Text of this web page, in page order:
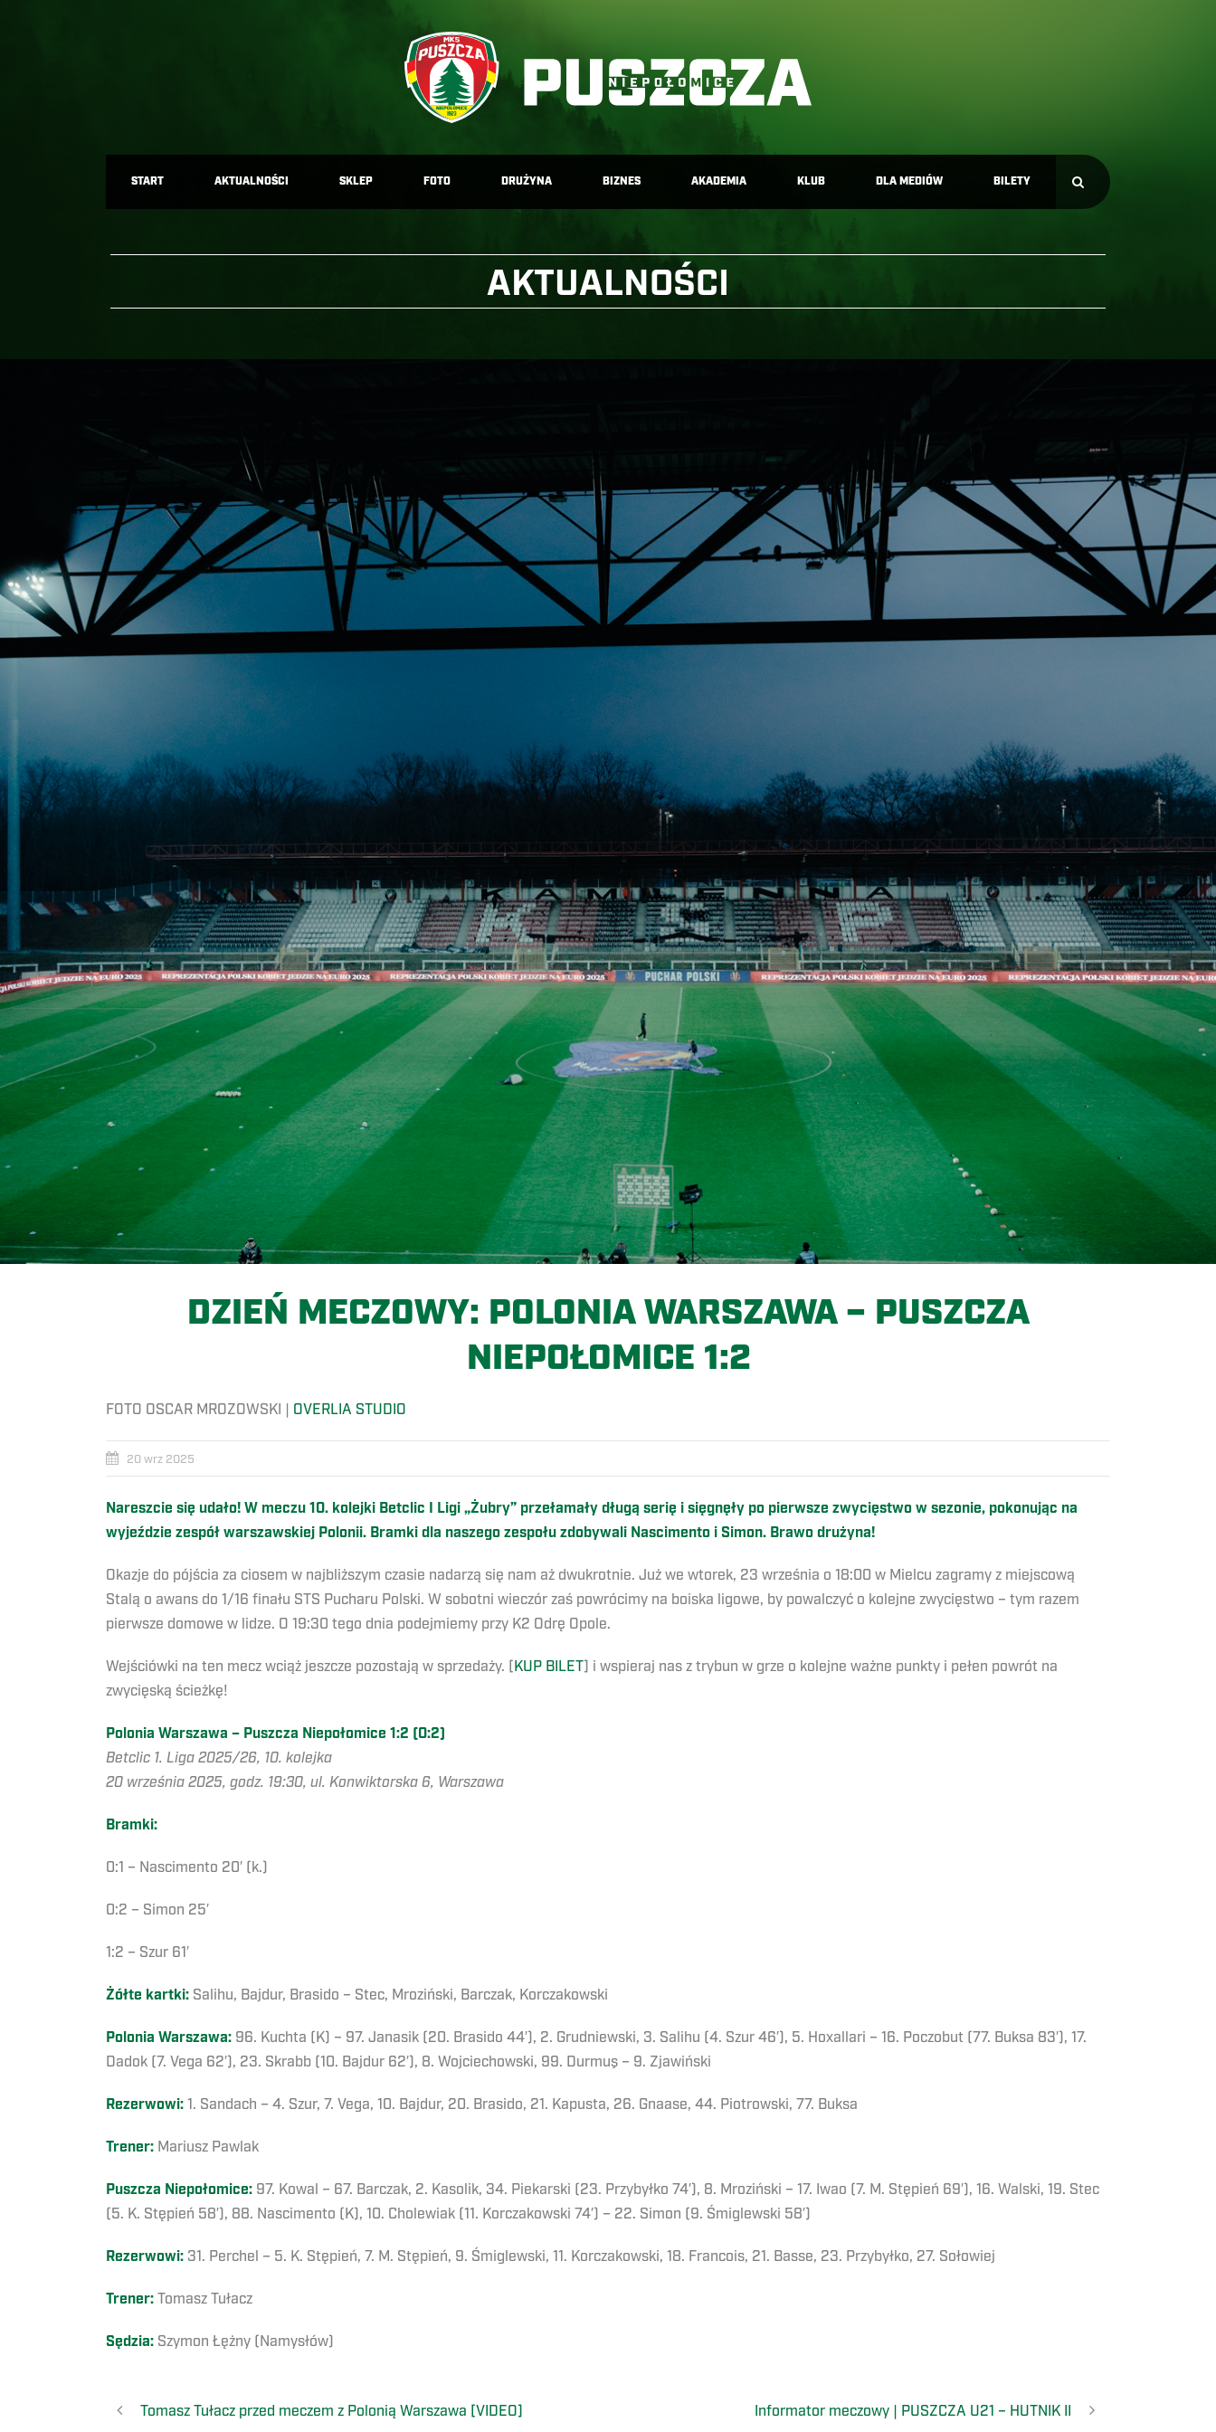
START AKTUALNOŚCI SKLEP FOTO DRUŻYNA BIZNES AKADEMIA KLUB DLA MEDIÓW BILETY
AKTUALNOŚCI
DZIEŃ MECZOWY: POLONIA WARSZAWA – PUSZCZA
NIEPOŁOMICE 1:2
FOTO OSCAR MROZOWSKI | OVERLIA STUDIO
20 wrz 2025
Nareszcie się udało! W meczu 10. kolejki Betclic I Ligi „Żubry” przełamały długą serię i sięgnęły po pierwsze zwycięstwo w sezonie, pokonując na
wyjeździe zespół warszawskiej Polonii. Bramki dla naszego zespołu zdobywali Nascimento i Simon. Brawo drużyna!
Okazje do pójścia za ciosem w najbliższym czasie nadarzą się nam aż dwukrotnie. Już we wtorek, 23 września o 18:00 w Mielcu zagramy z miejscową
Stalą o awans do 1/16 finału STS Pucharu Polski. W sobotni wieczór zaś powrócimy na boiska ligowe, by powalczyć o kolejne zwycięstwo – tym razem
pierwsze domowe w lidze. O 19:30 tego dnia podejmiemy przy K2 Odrę Opole.
Wejściówki na ten mecz wciąż jeszcze pozostają w sprzedaży. [KUP BILET] i wspieraj nas z trybun w grze o kolejne ważne punkty i pełen powrót na
zwycięską ścieżkę!
Polonia Warszawa – Puszcza Niepołomice 1:2 (0:2)
Betclic 1. Liga 2025/26, 10. kolejka
20 września 2025, godz. 19:30, ul. Konwiktorska 6, Warszawa
Bramki:
0:1 – Nascimento 20′ (k.)
0:2 – Simon 25′
1:2 – Szur 61′
Żółte kartki: Salihu, Bajdur, Brasido – Stec, Mroziński, Barczak, Korczakowski
Polonia Warszawa: 96. Kuchta (K) – 97. Janasik (20. Brasido 44′), 2. Grudniewski, 3. Salihu (4. Szur 46′), 5. Hoxallari – 16. Poczobut (77. Buksa 83′), 17.
Dadok (7. Vega 62′), 23. Skrabb (10. Bajdur 62′), 8. Wojciechowski, 99. Durmuş – 9. Zjawiński
Rezerwowi: 1. Sandach – 4. Szur, 7. Vega, 10. Bajdur, 20. Brasido, 21. Kapusta, 26. Gnaase, 44. Piotrowski, 77. Buksa
Trener: Mariusz Pawlak
Puszcza Niepołomice: 97. Kowal – 67. Barczak, 2. Kasolik, 34. Piekarski (23. Przybyłko 74′), 8. Mroziński – 17. Iwao (7. M. Stępień 69′), 16. Walski, 19. Stec
(5. K. Stępień 58′), 88. Nascimento (K), 10. Cholewiak (11. Korczakowski 74′) – 22. Simon (9. Śmiglewski 58′)
Rezerwowi: 31. Perchel – 5. K. Stępień, 7. M. Stępień, 9. Śmiglewski, 11. Korczakowski, 18. Francois, 21. Basse, 23. Przybyłko, 27. Sołowiej
Trener: Tomasz Tułacz
Sędzia: Szymon Łężny (Namysłów)
Tomasz Tułacz przed meczem z Polonią Warszawa [VIDEO] Informator meczowy | PUSZCZA U21 – HUTNIK II